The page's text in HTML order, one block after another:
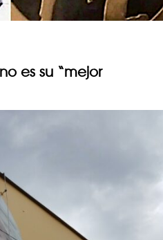
es su “mejor